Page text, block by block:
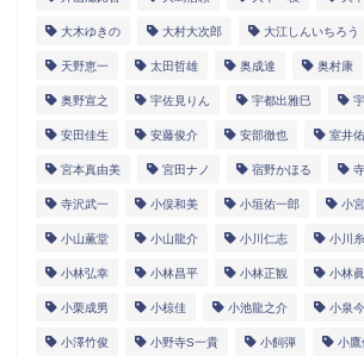
大木ゆきの 大村大次郎 大江しんいちろう
天野恵一 太田哲雄 奥成達 奥村康
奥野宣之 宇佐見りん 宇都出雅巳
安田佳生 安藤俊介 安部徹也 室井
宮本真由美 宮田ナノ 宿野かほる
寺沢武一 小俣和美 小垣佑一郎 小
小山薫堂 小山龍介 小川仁志 小川糸
小林弘幸 小林昌平 小林正観 小林
小栗成男 小椋佳 小池龍之介 小泉
小澤竹俊 小野寺S一貴 小飼弾 小鷹